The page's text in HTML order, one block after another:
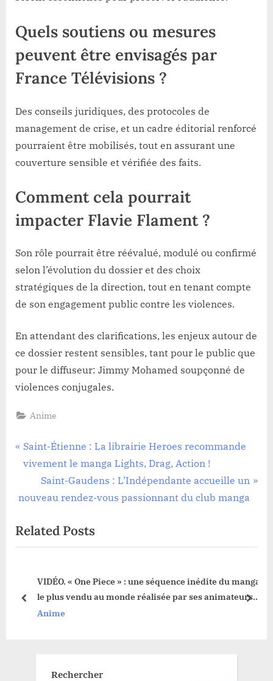
Quels soutiens ou mesures
peuvent être envisagés par
France Télévisions ?
Des conseils juridiques, des protocoles de
management de crise, et un cadre éditorial renforcé
pourraient être mobilisés, tout en assurant une
couverture sensible et vérifiée des faits.
Comment cela pourrait
impacter Flavie Flament ?
Son rôle pourrait être réévalué, modulé ou confirmé
selon l’évolution du dossier et des choix
stratégiques de la direction, tout en tenant compte
de son engagement public contre les violences.
En attendant des clarifications, les enjeux autour de
ce dossier restent sensibles, tant pour le public que
pour le diffuseur: Jimmy Mohamed soupçonné de
violences conjugales.
Anime
Navigation
l’article
P
r
v
o
u
o
Saint-Étienne : La librairie Heroes recommande
vivement le manga Lights, Drag, Action !
N
e
t
P
s
t
:
Saint-Gaudens : L’Indépendante accueille un
nouveau rendez-vous passionnant du club manga
Related Posts
VIDÉO. « One Piece » : une séquence inédite du manga
le plus vendu au monde réalisée par ses animateurs
français
Anime
prev next
Rechercher